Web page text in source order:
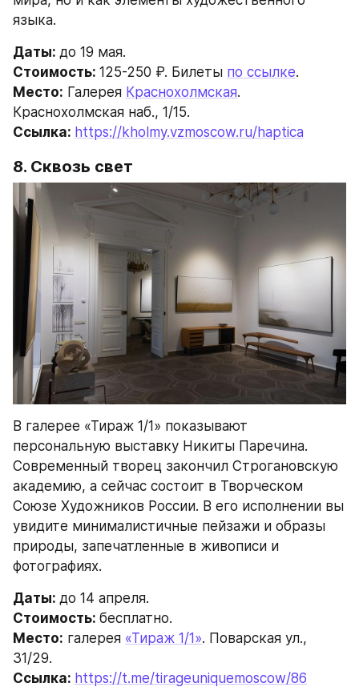
языка.
Даты: до 19 мая.
Стоимость: 125-250 ₽. Билеты по ссылке.
Место: Галерея Краснохолмская.
Краснохолмская наб., 1/15.
Ссылка: https://kholmy.vzmoscow.ru/haptica
8. Сквозь свет
В галерее «Тираж 1/1» показывают
персональную выставку Никиты Паречина.
Современный творец закончил Строгановскую
академию, а сейчас состоит в Творческом
Союзе Художников России. В его исполнении вы
увидите минималистичные пейзажи и образы
природы, запечатленные в живописи и
фотографиях.
Даты: до 14 апреля.
Стоимость: бесплатно.
Место: галерея «Тираж 1/1». Поварская ул.,
31/29.
Ссылка: https://t.me/tirageuniquemoscow/86